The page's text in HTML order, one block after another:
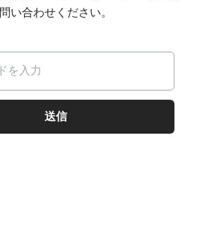
問い合わせください。